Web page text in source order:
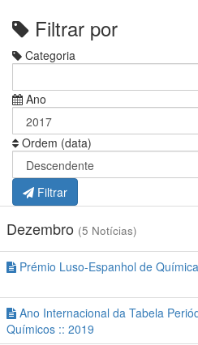
Filtrar por
Categoria
Ano
Ordem (data)
Filtrar
Dezembro (5 Notícias)
Prémio Luso-Espanhol de
Ano Internacional da Tabela
Químicos :: 2019